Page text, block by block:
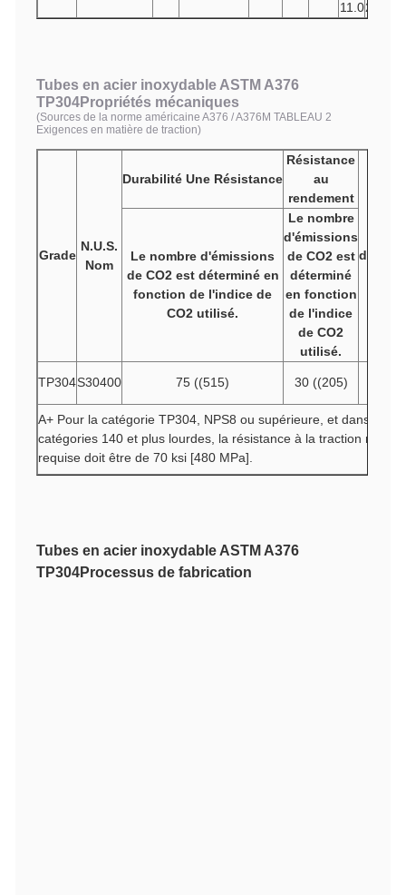
11.020.0
Tubes en acier inoxydable ASTM A376
TP304Propriétés mécaniques
(Sources de la norme américaine A376 / A376M TABLEAU 2
Exigences en matière de traction)
Grade
N.U.S.
Nom
Durabilité Une Résistance
Résistance
au
rendement
Le nombre d'émissions
de CO2 est déterminé en
fonction de l'indice de
CO2 utilisé.
Le nombre
d'émissions
de CO2 est
déterminé
en fonction
de l'indice
de CO2
utilisé.
TP304S30400 75 ((515) 30 ((205)
A+ Pour la catégorie TP304, NPS8 ou supérieure, et dans les
catégories 140 et plus lourdes, la résistance à la traction
requise doit être de 70 ksi [480 MPa].
Tubes en acier inoxydable ASTM A376
TP304Processus de fabrication